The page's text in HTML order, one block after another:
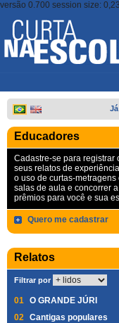
versão 0.700 session size:
Educadores
Cadastre-se para registrar
seus relatos de
o uso de curtas-metragens
salas de aula e concorrer a
prêmios para você e sua
Quero me cadastrar
Relatos
Filtrar por
01 O GRANDE JÚRI
02 Cantigas populares